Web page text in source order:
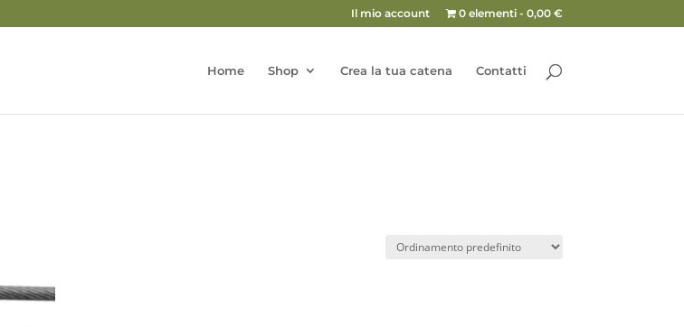
Il mio account 0 elementi 0,00 €
Home Shop Crea la tua catena Contatti